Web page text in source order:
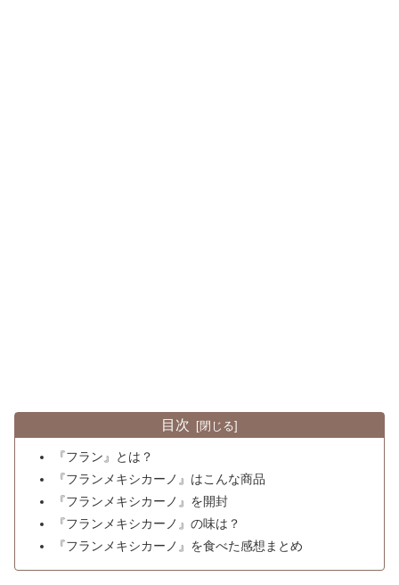
目次
『フラン』とは？
『フランメキシカーノ』はこんな商品
『フランメキシカーノ』を開封
『フランメキシカーノ』の味は？
『フランメキシカーノ』を食べた感想まとめ